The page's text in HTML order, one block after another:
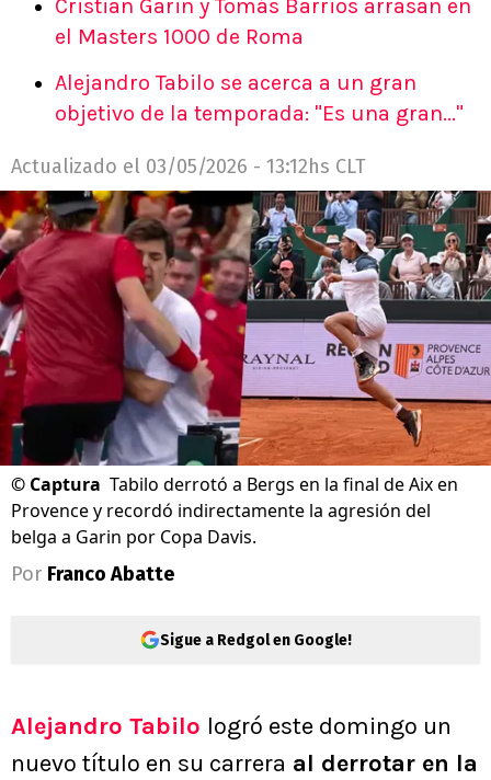
Cristian Garin y Tomás Barrios arrasan en
el Masters 1000 de Roma
Alejandro Tabilo se acerca a un gran
objetivo de la temporada: "Es una gran..."
Actualizado el 03/05/2026 - 13:12hs CLT
© Captura Tabilo derrotó a Bergs en la final de Aix en
Provence y recordó indirectamente la agresión del
belga a Garin por Copa Davis.
Por Franco Abatte
Sigue a Redgol en Google!
Alejandro Tabilo logró este domingo un
nuevo título en su carrera al derrotar en la